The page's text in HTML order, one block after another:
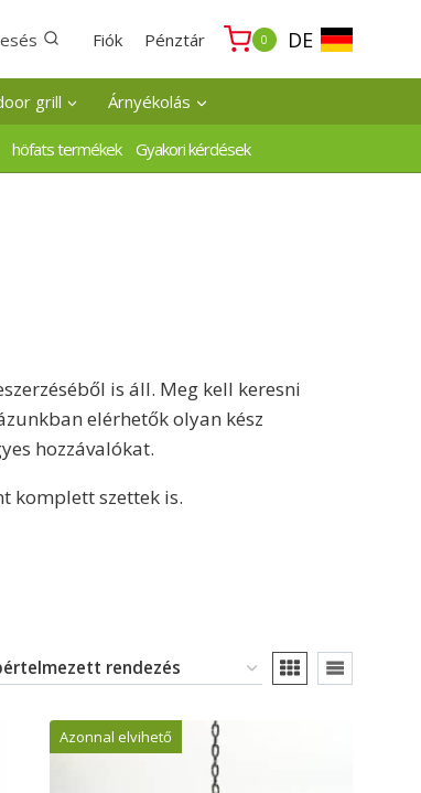
Fiók Pénztár 0 DE
grill Árnyékolás
höfats termékek Gyakori kérdések
is áll. Meg kell keresni
elérhetők olyan kész
hozzávalókat.
komplett szettek is.
Azonnal elvihető